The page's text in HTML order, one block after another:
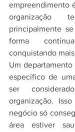
empreendimento
organização
principalmente
forma
Um
específico de
ser
organização.
negócio só
área estiver